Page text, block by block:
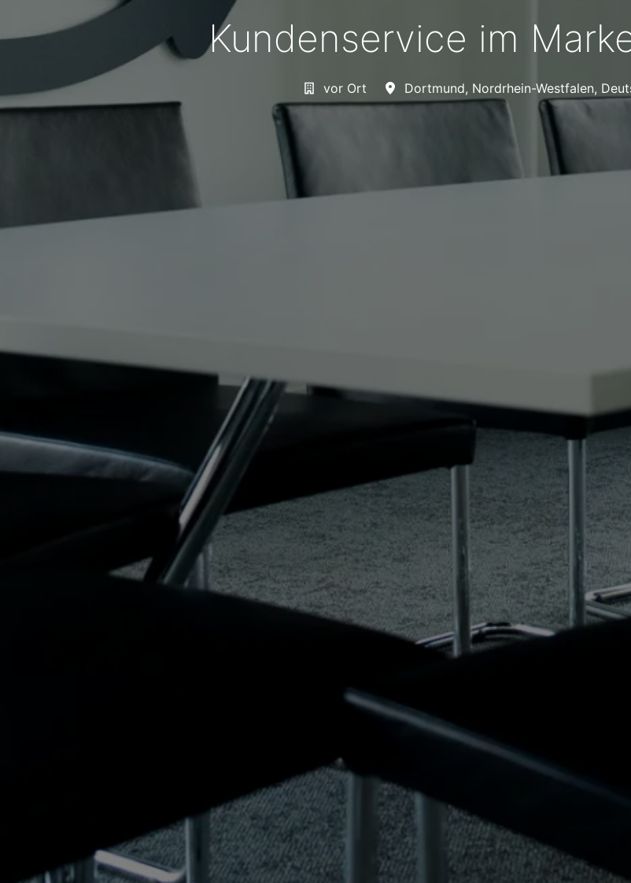
Kundenservice im
vor Ort Dortmund, Nordrhein-Westfalen,